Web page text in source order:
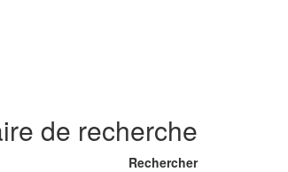
de recherche
Rechercher